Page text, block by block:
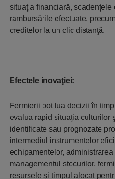
situaţia financiară, scadenţele
rambursările efectuate,
creditelor la un clic distanţă.
Efectele inovaţiei:
Fermierii pot lua decizii în
evalua rapid situaţia culturilor
identificate sau prognozate
intermediul instrumentelor
echipamentelor,
managementul stocurilor,
resursele şi timpul alocat